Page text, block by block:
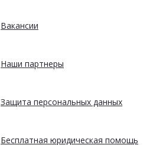
Вакансии
Наши партнеры
Защита персональных данных
Бесплатная юридическая помощь